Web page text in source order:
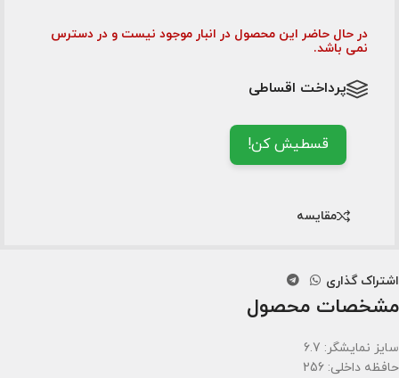
در حال حاضر این محصول در انبار موجود نیست و در دسترس
نمی باشد.
پرداخت اقساطی
قسطیش کن!
مقایسه
اشتراک گذاری
مشخصات محصول
سایز نمایشگر: 6.7
حافظه داخلی: 256